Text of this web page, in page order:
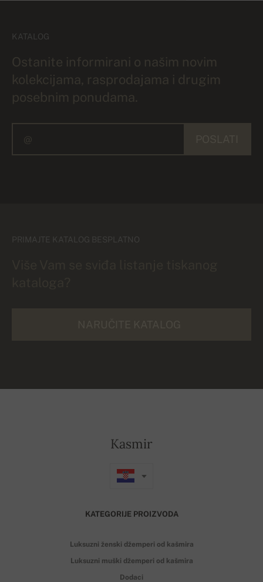
KATALOG
Ostanite informirani o našim novim
kolekcijama, rasprodajama i drugim
posebnim ponudama.
PRIMAJTE KATALOG BESPLATNO
Kasmir
KATEGORIJE PROIZVODA
Luksuzni ženski džemperi od kašmira
Luksuzni muški džemperi od kašmira
Dodaci